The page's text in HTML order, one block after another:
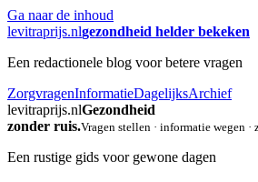
Ga naar de inhoud
levitraprijs.nlgezondheid helder bekeken
Een redactionele blog voor betere vragen
ZorgvragenInformatieDagelijksArchief
levitraprijs.nlGezondheid
zonder ruis.Vragen stellen · informatie wegen ·
Een rustige gids voor gewone dagen